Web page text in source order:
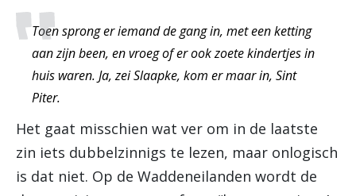
Toen sprong er iemand de gang in, met een ketting
aan zijn been, en vroeg of er ook zoete kindertjes in
huis waren. Ja, zei Slaapke, kom er maar in, Sint
Piter.
Het gaat misschien wat ver om in de laatste
zin iets dubbelzinnigs te lezen, maar onlogisch
is dat niet. Op de Waddeneilanden wordt de